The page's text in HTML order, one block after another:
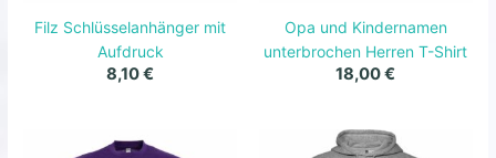
Filz Schlüsselanhänger mit
Aufdruck
8,10€
Opa und Kindernamen
unterbrochen Herren T-Shirt
18,00€